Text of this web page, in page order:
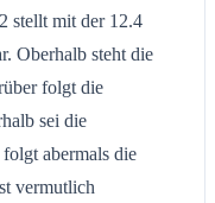
stellt mit der 12.4
Oberhalb steht die
folgt die
sei die
abermals die
vermutlich